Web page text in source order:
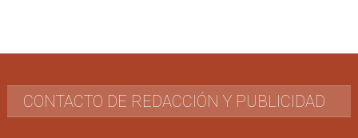
CONTACTO DE REDACCIÓN Y PUBLICIDAD